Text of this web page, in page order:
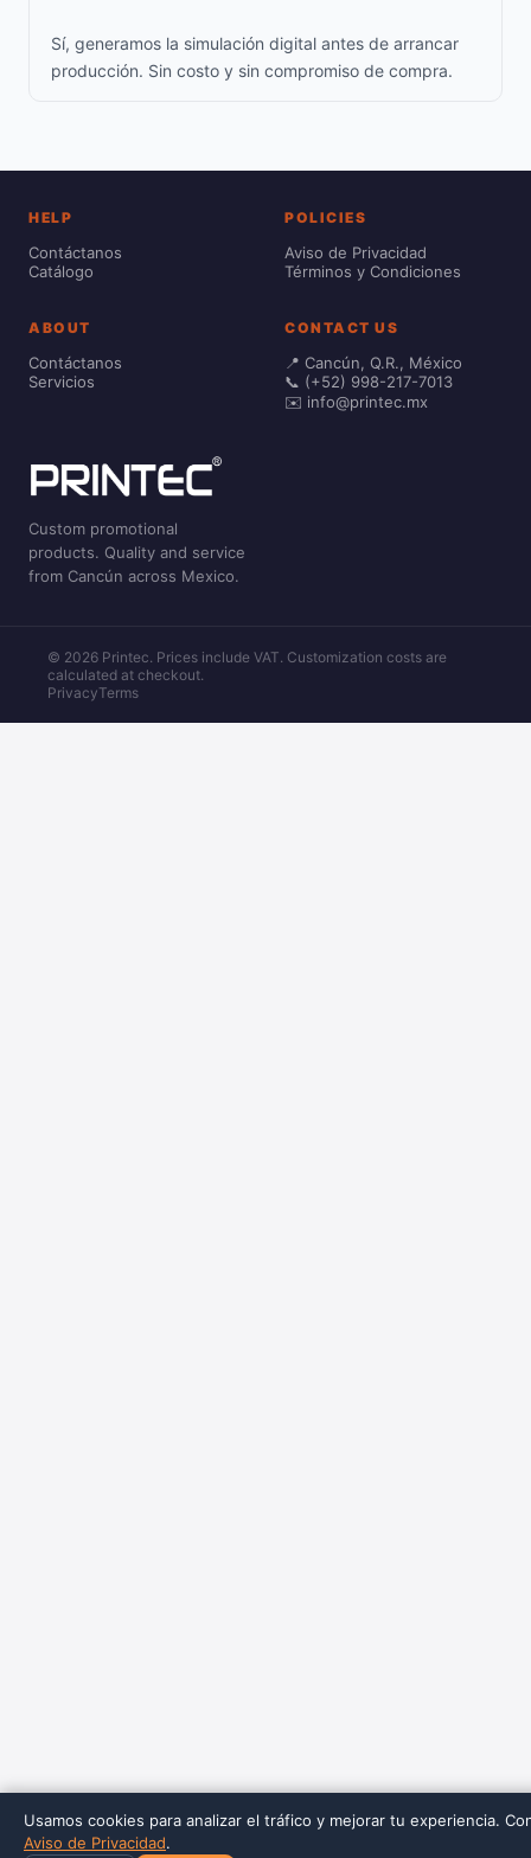
Usamos cookies para analizar el tráfico y mejorar tu experiencia.
Aviso de Privacidad.
Sí, generamos la simulación digital antes de arrancar
producción. Sin costo y sin compromiso de compra.
HELP
Contáctanos
Catálogo
POLICIES
Aviso de Privacidad
Términos y Condiciones
ABOUT
Contáctanos
Servicios
CONTACT US
📍 Cancún, Q.R., México
📞 (+52) 998-217-7013
✉️ info@printec.mx
Custom promotional
products. Quality and service
from Cancún across Mexico.
© 2026 Printec. Prices include VAT. Customization costs are
calculated at checkout.
PrivacyTerms